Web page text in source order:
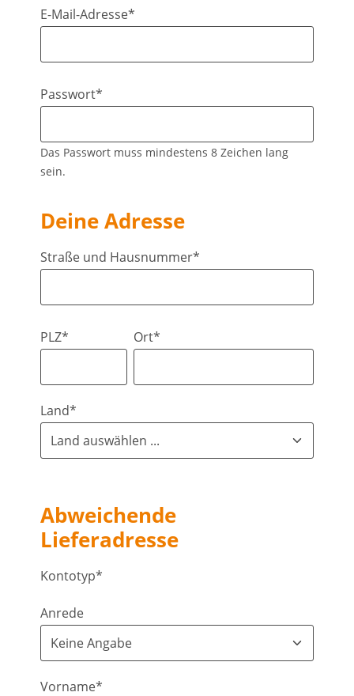
E-Mail-Adresse*
Passwort*
Das Passwort muss mindestens 8 Zeichen lang
sein.
Deine Adresse
Straße und Hausnummer*
PLZ* Ort*
Land*
Abweichende
Lieferadresse
Kontotyp*
Anrede
Vorname*